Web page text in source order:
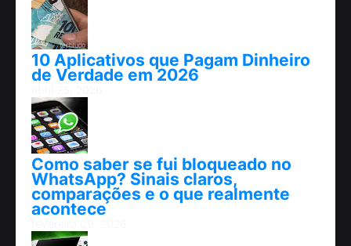
10 Aplicativos que Pagam Dinheiro
de Verdade em 2026
Como saber se fui bloqueado no
WhatsApp? Sinais claros,
comparações e o que realmente
acontece